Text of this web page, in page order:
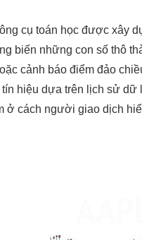
cụ toán học được xây
biến những con số thô
cảnh báo điểm đảo
tín hiệu dựa trên lịch sử
ở cách người giao dịch